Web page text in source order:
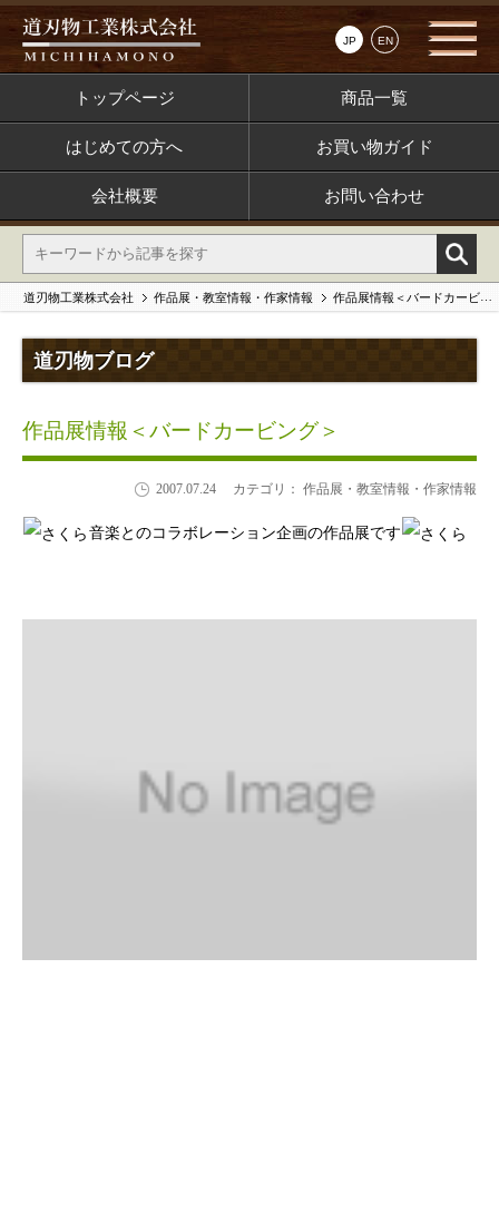
JP EN
トップページ 商品一覧
はじめての方へ お買い物ガイド
会社概要 お問い合わせ
道刃物工業株式会社 作品展・教室情報・作家情報 作品展情報＜バードカービング＞
道刃物ブログ
作品展情報＜バードカービング＞
2007.07.24 カテゴリ： 作品展・教室情報・作家情報
音楽とのコラボレーション企画の作品展です